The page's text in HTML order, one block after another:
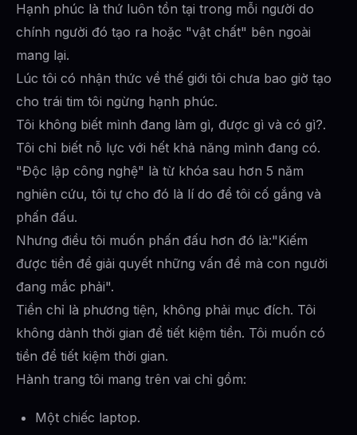
Hạnh phúc là thứ luôn tồn tại trong mỗi người do
chính người đó tạo ra hoặc "vật chất" bên ngoài
mang lại.
Lúc tôi có nhận thức về thế giới tôi chưa bao giờ tạo
cho trái tim tôi ngừng hạnh phúc.
Tôi không biết mình đang làm gì, được gì và có gì?.
Tôi chỉ biết nỗ lực với hết khả năng mình đang có.
"Độc lập công nghệ" là từ khóa sau hơn 5 năm
nghiên cứu, tôi tự cho đó là lí do để tôi cố gắng và
phấn đấu.
Nhưng điều tôi muốn phấn đấu hơn đó là:"Kiếm
được tiền để giải quyết những vấn đề mà con người
đang mắc phải".
Tiền chỉ là phương tiện, không phải mục đích. Tôi
không dành thời gian để tiết kiệm tiền. Tôi muốn có
tiền để tiết kiệm thời gian.
Hành trang tôi mang trên vai chỉ gồm:
Một chiếc laptop.